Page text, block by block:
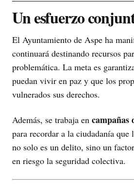
Un esfuerzo
El Ayuntamiento de Aspe ha
continuará destinando recursos
problemática. La meta es
puedan vivir en paz y que los
vulnerados sus derechos.
Además, se trabaja en campañas
para recordar a la ciudadanía
no solo es un delito, sino un
en riesgo la seguridad colectiva.